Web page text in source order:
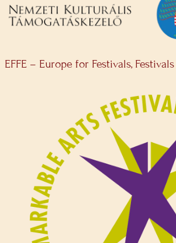
EFFE – Europe for Festivals,